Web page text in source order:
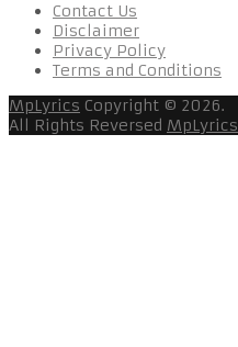
Contact Us
Disclaimer
Privacy Policy
Terms and Conditions
MpLyrics Copyright © 2026.
All Rights Reversed MpLyrics